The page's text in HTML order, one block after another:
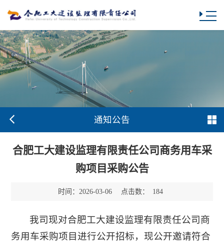
通知公告
合肥工大建设监理有限责任公司商务用车采
购项目采购公告
时间： 2026-03-06 点击数： 184
我司现对合肥工大建设监理有限责任公司商
务用车采购项目进行公开招标，现公开邀请符合